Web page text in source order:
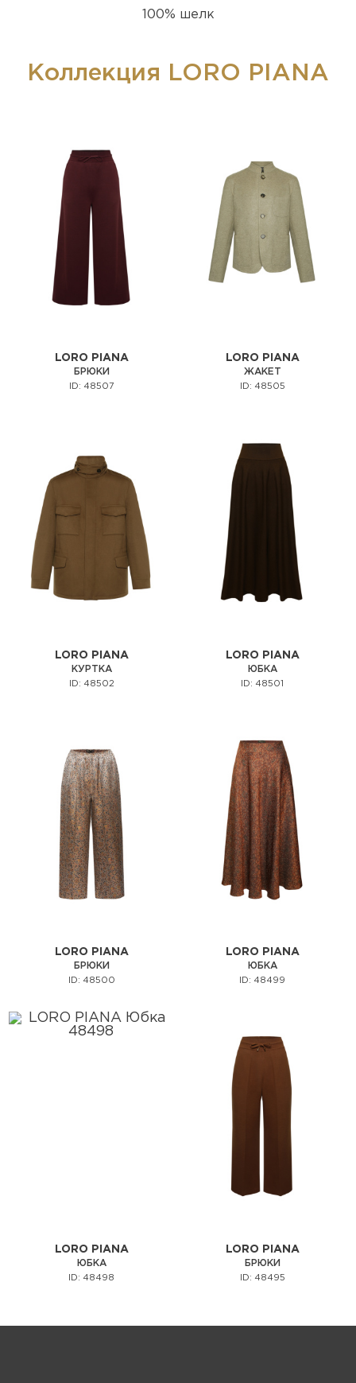
100% шелк
Коллекция LORO PIANA
LORO PIANA
БРЮКИ
ID: 48507
LORO PIANA
ЖАКЕТ
ID: 48505
LORO PIANA
КУРТКА
ID: 48502
LORO PIANA
ЮБКА
ID: 48501
LORO PIANA
БРЮКИ
ID: 48500
LORO PIANA
ЮБКА
ID: 48499
LORO PIANA
ЮБКА
ID: 48498
LORO PIANA
БРЮКИ
ID: 48495